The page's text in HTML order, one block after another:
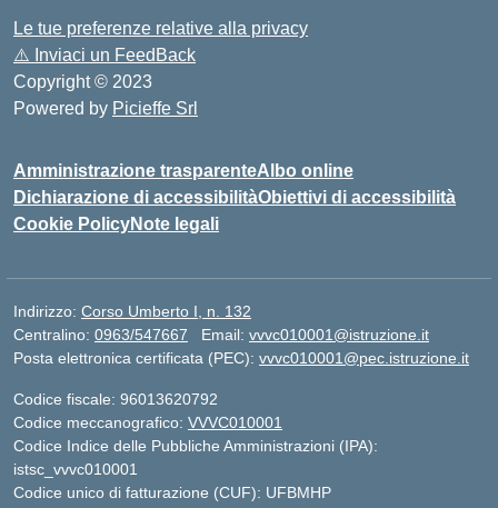
Le tue preferenze relative alla privacy
⚠️ Inviaci un FeedBack
Copyright © 2023
Powered by Picieffe Srl
Amministrazione trasparenteAlbo online
Dichiarazione di accessibilitàObiettivi di accessibilità
Cookie PolicyNote legali
Indirizzo: Corso Umberto I, n. 132
Centralino: 0963/547667 Email: vvvc010001@istruzione.it
Posta elettronica certificata (PEC): vvvc010001@pec.istruzione.it
Codice fiscale: 96013620792
Codice meccanografico: VVVC010001
Codice Indice delle Pubbliche Amministrazioni (IPA):
istsc_vvvc010001
Codice unico di fatturazione (CUF): UFBMHP